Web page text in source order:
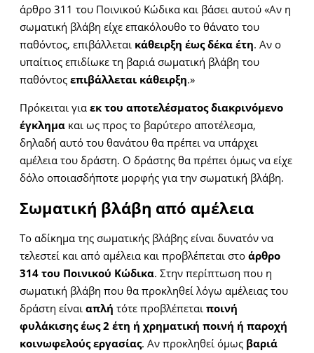
άρθρο 311 του Ποινικού Κώδικα και βάσει αυτού «Αν η
σωματική βλάβη είχε επακόλουθο το θάνατο του
παθόντος, επιβάλλεται κάθειρξη έως δέκα έτη. Αν ο
υπαίτιος επιδίωκε τη βαριά σωματική βλάβη του
παθόντος επιβάλλεται κάθειρξη.»
Πρόκειται για εκ του αποτελέσματος διακρινόμενο
έγκλημα και ως προς το βαρύτερο αποτέλεσμα,
δηλαδή αυτό του θανάτου θα πρέπει να υπάρχει
αμέλεια του δράστη. Ο δράστης θα πρέπει όμως να είχε
δόλο οποιασδήποτε μορφής για την σωματική βλάβη.
Σωματική βλάβη από αμέλεια
Το αδίκημα της σωματικής βλάβης είναι δυνατόν να
τελεστεί και από αμέλεια και προβλέπεται στο άρθρο
314 του Ποινικού Κώδικα. Στην περίπτωση που η
σωματική βλάβη που θα προκληθεί λόγω αμέλειας του
δράστη είναι απλή τότε προβλέπεται ποινή
φυλάκισης έως 2 έτη ή χρηματική ποινή ή παροχή
κοινωφελούς εργασίας. Αν προκληθεί όμως βαριά